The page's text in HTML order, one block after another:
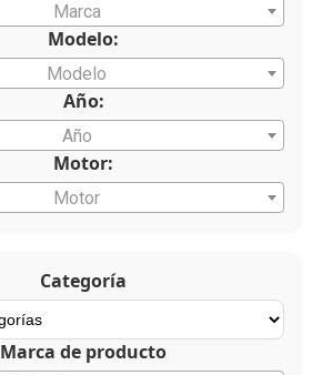
Marca
Modelo:
Modelo
Año:
Año
Motor:
Motor
Categoría
Marca de producto